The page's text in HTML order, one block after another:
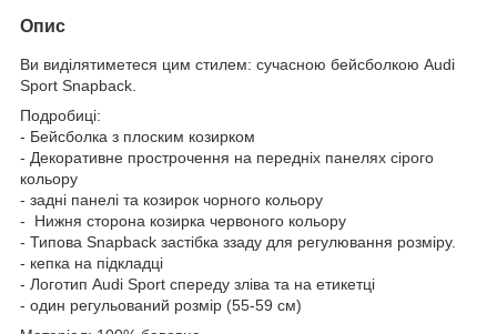
Опис
Ви виділятиметеся цим стилем: сучасною бейсболкою Audi
Sport Snapback.
Подробиці:
- Бейсболка з плоским козирком
- Декоративне прострочення на передніх панелях сірого
кольору
- задні панелі та козирок чорного кольору
- Нижня сторона козирка червоного кольору
- Типова Snapback застібка ззаду для регулювання розміру.
- кепка на підкладці
- Логотип Audi Sport спереду зліва та на етикетці
- один регульований розмір (55-59 см)